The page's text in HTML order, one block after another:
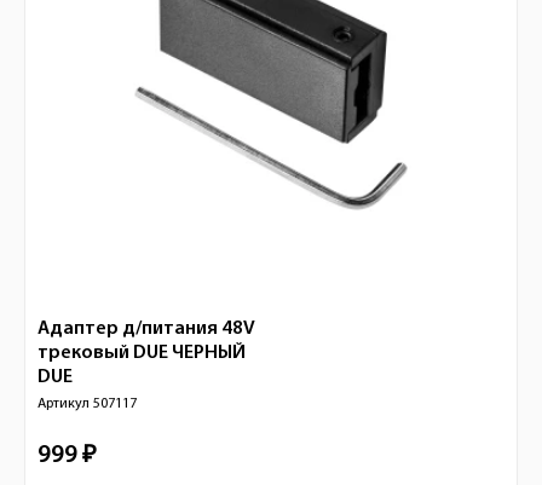
Адаптер д/питания 48V
трековый DUE ЧЕРНЫЙ
DUE
Артикул 507117
999 ₽